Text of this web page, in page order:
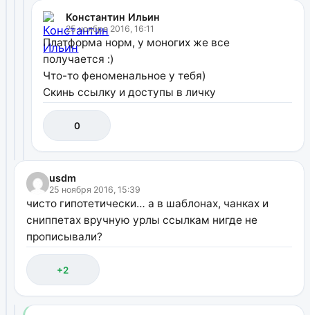
Константин Ильин
25 ноября 2016, 16:11
Платформа норм, у моногих же все
получается :)
Что-то феноменальное у тебя)
Скинь ссылку и доступы в личку
0
usdm
25 ноября 2016, 15:39
чисто гипотетически… а в шаблонах, чанках и
сниппетах вручную урлы ссылкам нигде не
прописывали?
+2